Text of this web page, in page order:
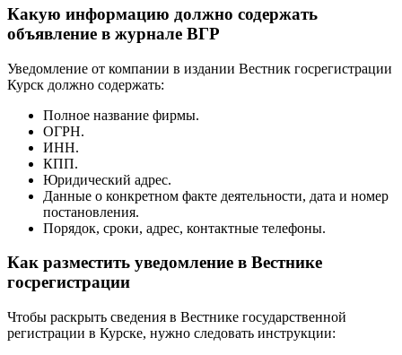
Какую информацию должно содержать
объявление в журнале ВГР
Уведомление от компании в издании Вестник госрегистрации
Курск должно содержать:
Полное название фирмы.
ОГРН.
ИНН.
КПП.
Юридический адрес.
Данные о конкретном факте деятельности, дата и номер
постановления.
Порядок, сроки, адрес, контактные телефоны.
Как разместить уведомление в Вестнике
госрегистрации
Чтобы раскрыть сведения в Вестнике государственной
регистрации в Курске, нужно следовать инструкции: